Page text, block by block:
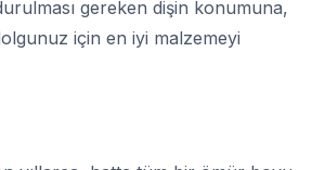
gereken dişin konumuna,
için en iyi malzemeyi